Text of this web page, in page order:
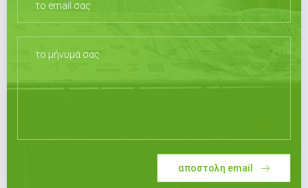
αποστολη email